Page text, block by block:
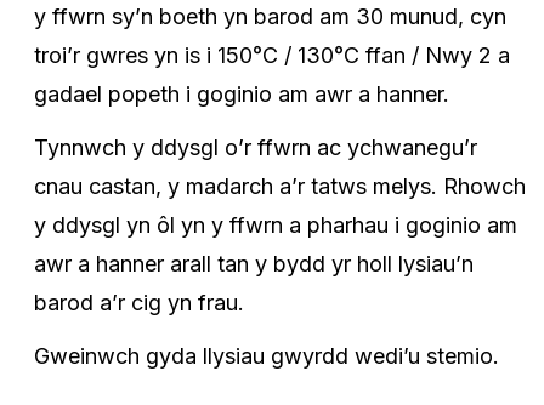
y ffwrn sy’n boeth yn barod am 30 munud, cyn
troi’r gwres yn is i 150°C / 130°C ffan / Nwy 2 a
gadael popeth i goginio am awr a hanner.
Tynnwch y ddysgl o’r ffwrn ac ychwanegu’r
cnau castan, y madarch a’r tatws melys. Rhowch
y ddysgl yn ôl yn y ffwrn a pharhau i goginio am
awr a hanner arall tan y bydd yr holl lysiau’n
barod a’r cig yn frau.
Gweinwch gyda llysiau gwyrdd wedi’u stemio.